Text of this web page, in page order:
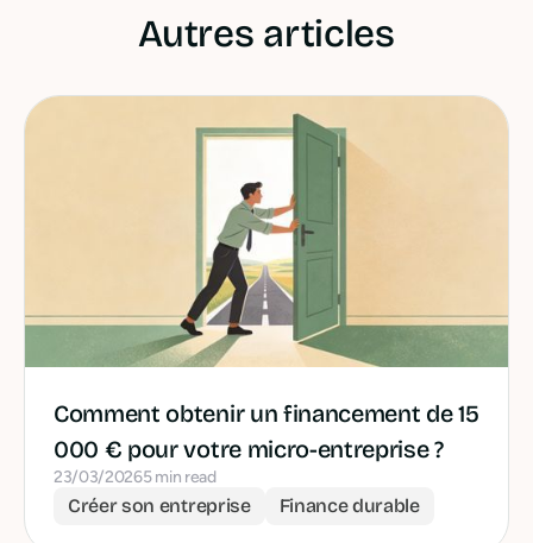
Autres articles
Comment obtenir un financement de 15
000 € pour votre micro-entreprise ?
23/03/20265 min read
Créer son entreprise Finance durable